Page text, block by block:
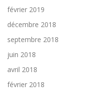
février 2019
décembre 2018
septembre 2018
juin 2018
avril 2018
février 2018